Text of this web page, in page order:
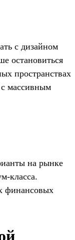
с дизайном
остановиться
пространствах
массивным
на рынке
класса.
финансовых